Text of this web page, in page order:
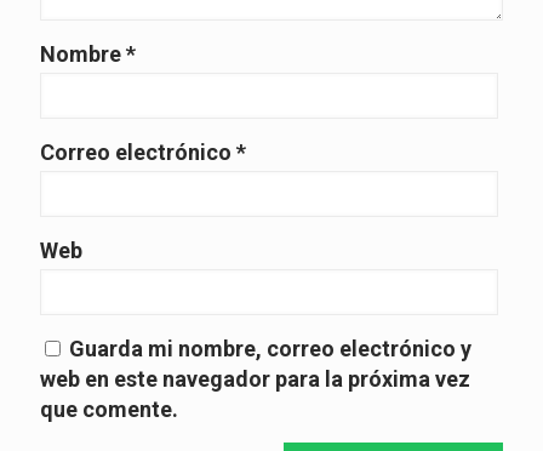
Nombre*
Correo electrónico *
Web
Guarda mi nombre, correo electrónico y
web en este navegador para la próxima vez
que comente.